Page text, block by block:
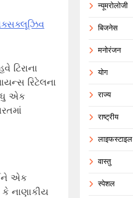
ટિરાના
રિટેલના
એક
એક
નાણાકીય
न्यूमरोलोजी
बिजनेस
मनोरंजन
योग
राज्य
राष्ट्रीय
लाइफस्टाइल
वास्तु
स्पेशल